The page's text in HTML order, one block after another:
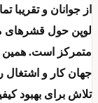
از جوانان و تقریبا
لوپن حول قشرهای
متمرکز است. همین
جهان کار و اشتغال
تلاش برای بهبود